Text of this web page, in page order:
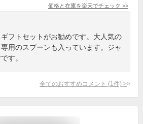
価格と在庫を楽天でチェック >>
フトセットがお勧めです。大人気の
用のスプーンも入っています。ジャ
す。
全てのおすすめコメント (1 件) >